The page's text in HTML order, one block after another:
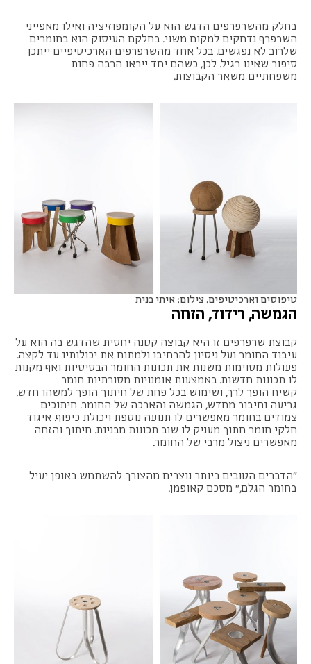
בחלק מהשרפרפים הדגש הוא על הקומפוזיציה ואילו מאפייני
השרפרף נדחקים למקום משני. בחלקם העיסוק הוא בחומרים
שלרוב לא נפגשים. בכל אחד מהשרפרפים הארכיטיפיים ייתכן
סיפור שאינו רגיל. לכן, כשהם יחד ייראו הרבה פחות
משפחתיים משאר הקבוצות.
טיפוסים וארכיטיפים. צילום: איתי בנית
הגמשה, רידוד, הזחה
קבוצת שרפרפים זו היא קבוצה קטנה יחסית שהדגש בה הוא על
עיבוד החומר ועל ניסיון להרחיבו ולמתוח את יכולותיו עד לקצה.
פעולות מסוימות משנות את תכונות החומר הבסיסיות ואף מקנות
לו תכונות חדשות. באמצעות אומנויות מסורתיות חומר
קשיח הופך לרך, ושימוש בכל פחת של חיתוך הופך למשהו חדש.
גריעה וחיבור מחדש, הגמשה והארכה של החומר. חיתוכים
צמודים בחומר מאפשרים לו תנועה נוספת ויכולת כיפוף. איגוד
חלקי חומר חתוך מעניק לו שוב תכונות מבניות. חיתוך והזחה
מאפשרים ניצול מרבי של החומר.
"הדברים הטובים ביותר נוצרים מהצורך להשתמש באופן יעיל
בחומר הגלם," מסכם קאופמן.